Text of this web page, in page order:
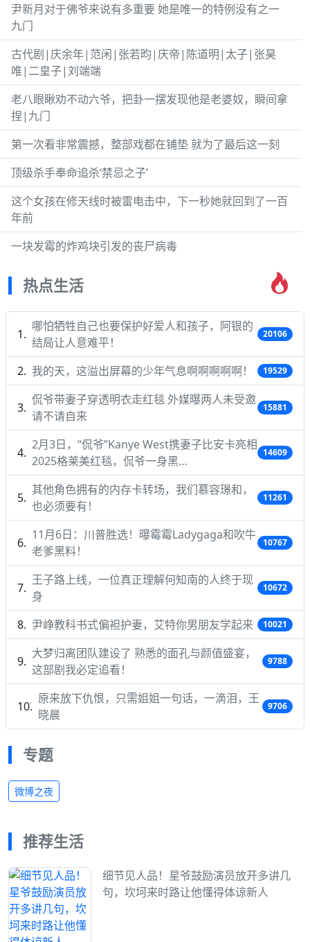
尹新月对于佛爷来说有多重要 她是唯一的特例没有之一
九门
古代剧|庆余年|范闲|张若昀|庆帝|陈道明|太子|张昊
唯|二皇子|刘端端
老八眼瞅劝不动六爷，把卦一摆发现他是老婆奴，瞬间拿
捏|九门
第一次看非常震撼，整部戏都在铺垫 就为了最后这一刻
顶级杀手奉命追杀‘禁忌之子’
这个女孩在修天线时被雷电击中，下一秒她就回到了一百
年前
一块发霉的炸鸡块引发的丧尸病毒
热点生活
哪怕牺牲自己也要保护好爱人和孩子，阿银的
结局让人意难平！
20106
我的天，这溢出屏幕的少年气息啊啊啊啊啊！ 19529
侃爷带妻子穿透明衣走红毯 外媒曝两人未受邀
请不请自来
15881
2月3日，“侃爷”Kanye West携妻子比安卡亮相
2025格莱美红毯，侃爷一身黑…
14609
其他角色拥有的内存卡转场，我们慕容璟和，
也必须要有！
11261
11月6日：川普胜选！曝霉霉Ladygaga和吹牛
老爹黑料！
10767
王子路上线，一位真正理解何知南的人终于现
身
10672
尹峥教科书式偏袒护妻，艾特你男朋友学起来 10021
大梦归离团队建设了 熟悉的面孔与颜值盛宴，
这部剧我必定追看！
9788
原来放下仇恨，只需姐姐一句话，一滴泪，王
晓晨
9706
专题
微博之夜
推荐生活
细节见人品！星爷鼓励演员放开多讲几
句，坎坷来时路让他懂得体谅新人